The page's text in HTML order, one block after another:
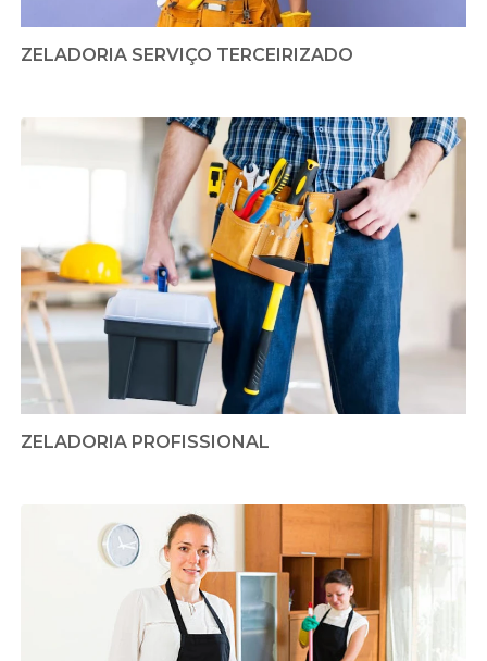
ZELADORIA SERVIÇO TERCEIRIZADO
ZELADORIA PROFISSIONAL